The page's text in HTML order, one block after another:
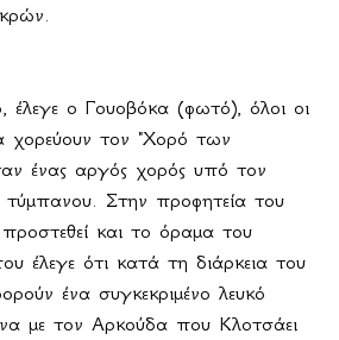
έλεγε ο Γουοβόκα (φωτό), όλοι οι
χορεύουν τον "Χορό των
ένας αργός χορός υπό τον
τύμπανου. Στην προφητεία του
και το όραμα του
έλεγε ότι κατά τη διάρκεια του
ένα συγκεκριμένο λευκό
με τον Αρκούδα που Κλοτσάει